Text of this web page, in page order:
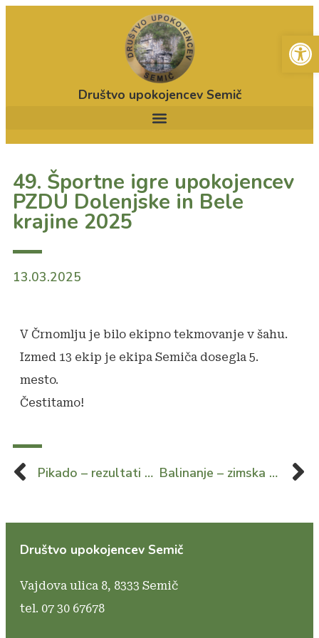
Društvo upokojencev Semič
49. Športne igre upokojencev
PZDU Dolenjske in Bele
krajine 2025
13.03.2025
V Črnomlju je bilo ekipno tekmovanje v šahu.
Izmed 13 ekip je ekipa Semiča dosegla 5.
mesto.
Čestitamo!
Pikado – rezultati po 13. kolu Balinanje – zimska liga 8. krog
Društvo upokojencev Semič
Vajdova ulica 8, 8333 Semič
tel. 07 30 67678